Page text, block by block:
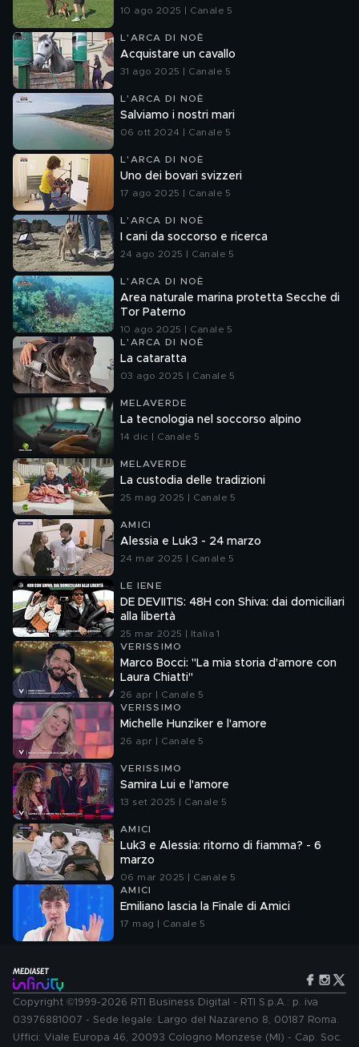
10 ago 2025 | Canale 5
L'ARCA DI NOÈ
Acquistare un cavallo
31 ago 2025 | Canale 5
L'ARCA DI NOÈ
Salviamo i nostri mari
06 ott 2024 | Canale 5
L'ARCA DI NOÈ
Uno dei bovari svizzeri
17 ago 2025 | Canale 5
L'ARCA DI NOÈ
I cani da soccorso e ricerca
24 ago 2025 | Canale 5
L'ARCA DI NOÈ
Area naturale marina protetta Secche di
Tor Paterno
10 ago 2025 | Canale 5
L'ARCA DI NOÈ
La cataratta
03 ago 2025 | Canale 5
MELAVERDE
La tecnologia nel soccorso alpino
14 dic | Canale 5
MELAVERDE
La custodia delle tradizioni
25 mag 2025 | Canale 5
AMICI
Alessia e Luk3 - 24 marzo
24 mar 2025 | Canale 5
LE IENE
DE DEVIITIS: 48H con Shiva: dai domiciliari
alla libertà
25 mar 2025 | Italia 1
VERISSIMO
Marco Bocci: "La mia storia d'amore con
Laura Chiatti"
26 apr | Canale 5
VERISSIMO
Michelle Hunziker e l'amore
26 apr | Canale 5
VERISSIMO
Samira Lui e l'amore
13 set 2025 | Canale 5
AMICI
Luk3 e Alessia: ritorno di fiamma? - 6
marzo
06 mar 2025 | Canale 5
AMICI
Emiliano lascia la Finale di Amici
17 mag | Canale 5
Copyright ©1999-2026 RTI Business Digital - RTI S.p.A.: p. iva
03976881007 - Sede legale: Largo del Nazareno 8, 00187 Roma.
Uffici: Viale Europa 46, 20093 Cologno Monzese (MI) - Cap. Soc.